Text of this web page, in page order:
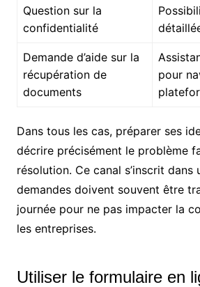
Question sur la
confidentialité
Demande d’aide sur la
récupération de
documents
pour
Dans tous les cas, préparer ses
décrire précisément le problème
résolution. Ce canal s’inscrit
demandes doivent souvent être
journée pour ne pas impacter la
les entreprises.
Utiliser le formulaire en